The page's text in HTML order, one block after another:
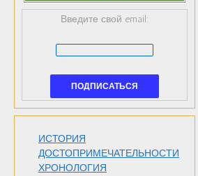
Введите свой email:
ИСТОРИЯ
ДОСТОПРИМЕЧАТЕЛЬНОСТИ
ХРОНОЛОГИЯ